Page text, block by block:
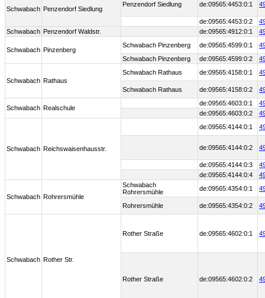
Schwabach Penzendorf Siedlung
Penzendorf Siedlung de:09565:4453:0:1
de:09565:4453:0:2
Schwabach Penzendorf Waldstr. de:09565:4912:0:1
Schwabach Pinzenberg
Schwabach Pinzenberg de:09565:4599:0:1
Schwabach Pinzenberg
de:09565:4599:0:2
Schwabach Rathaus
Schwabach Rathaus de:09565:4158:0:1
Schwabach Rathaus de:09565:4158:0:2
Schwabach Realschule
de:09565:4603:0:1
de:09565:4603:0:2
Schwabach Reichswaisenhausstr.
de:09565:4144:0:1
de:09565:4144:0:2
de:09565:4144:0:3
de:09565:4144:0:4
Schwabach Rohrersmühle
Schwabach
Rohrersmühle
de:09565:4354:0:1
Rohrersmühle de:09565:4354:0:2
Schwabach Rother Str.
Rother Straße de:09565:4602:0:1
Rother Straße de:09565:4602:0:2